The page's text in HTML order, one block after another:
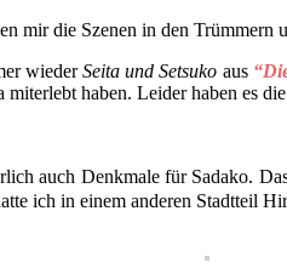
mir die Szenen in den
wiederSeita und Setsuko aus
haben. Leider haben es
auch Denkmale für Sadako.
ich in einem anderen Stadtteil